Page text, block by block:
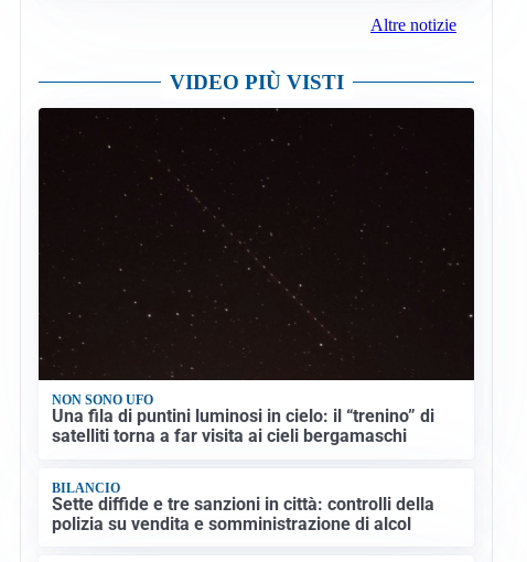
Altre notizie
VIDEO PIÙ VISTI
NON SONO UFO
Una fila di puntini luminosi in cielo: il “trenino” di
satelliti torna a far visita ai cieli bergamaschi
BILANCIO
Sette diffide e tre sanzioni in città: controlli della
polizia su vendita e somministrazione di alcol